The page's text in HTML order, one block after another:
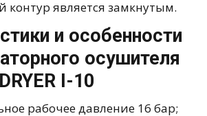
контур является замкнутым.
и особенности
осушителя
I-10
рабочее давление 16 бар;